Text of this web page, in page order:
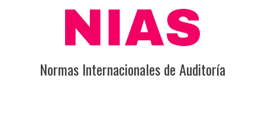
Normas Internacionales de Auditoría